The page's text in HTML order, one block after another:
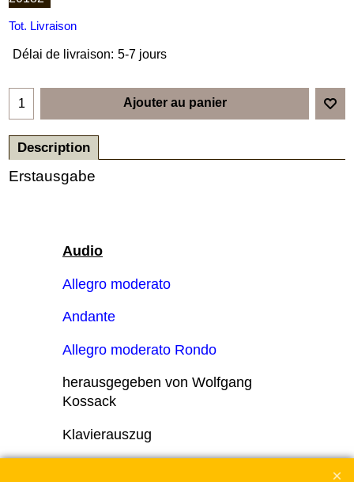
Tot. Livraison
Délai de livraison: 5-7 jours
Ajouter au panier
Description
Erstausgabe
Audio
Allegro moderato
Andante
Allegro moderato Rondo
herausgegeben von Wolfgang
Kossack
Klavierauszug